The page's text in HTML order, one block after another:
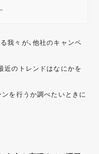
我々が、他社のキャンペ
近のトレンドはなにかを
を行うか調べたいときに